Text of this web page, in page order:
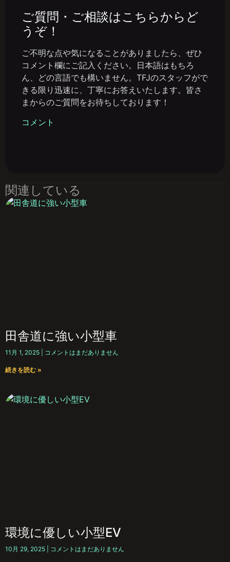
ご質問・ご相談はこちらからど
うぞ！
ご不明な点や気になることがありましたら、ぜひ
コメント欄にご記入ください。日本語はもちろ
ん、どの言語でも構いません。TFJのスタッフがで
きる限り迅速に、丁寧にお答えいたします。皆さ
まからのご質問をお待ちしております！
コメント
関連している
田舎道に強い小型車
11月 1, 2025 コメントはまだありません
続きを読む »
環境に優しい小型EV
10月 29, 2025 コメントはまだありません